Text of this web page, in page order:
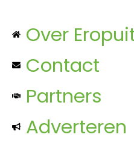
Over
Contact
Partners
Adverteren